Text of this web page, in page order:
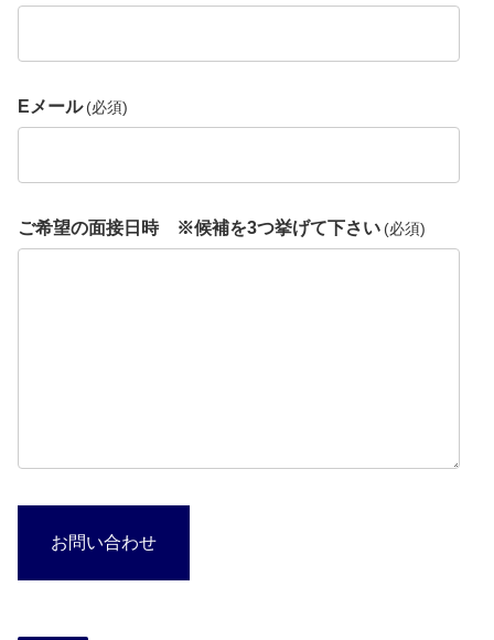
Eメール (必須)
ご希望の面接日時 ※候補を3つ挙げて下さい (必須)
お問い合わせ